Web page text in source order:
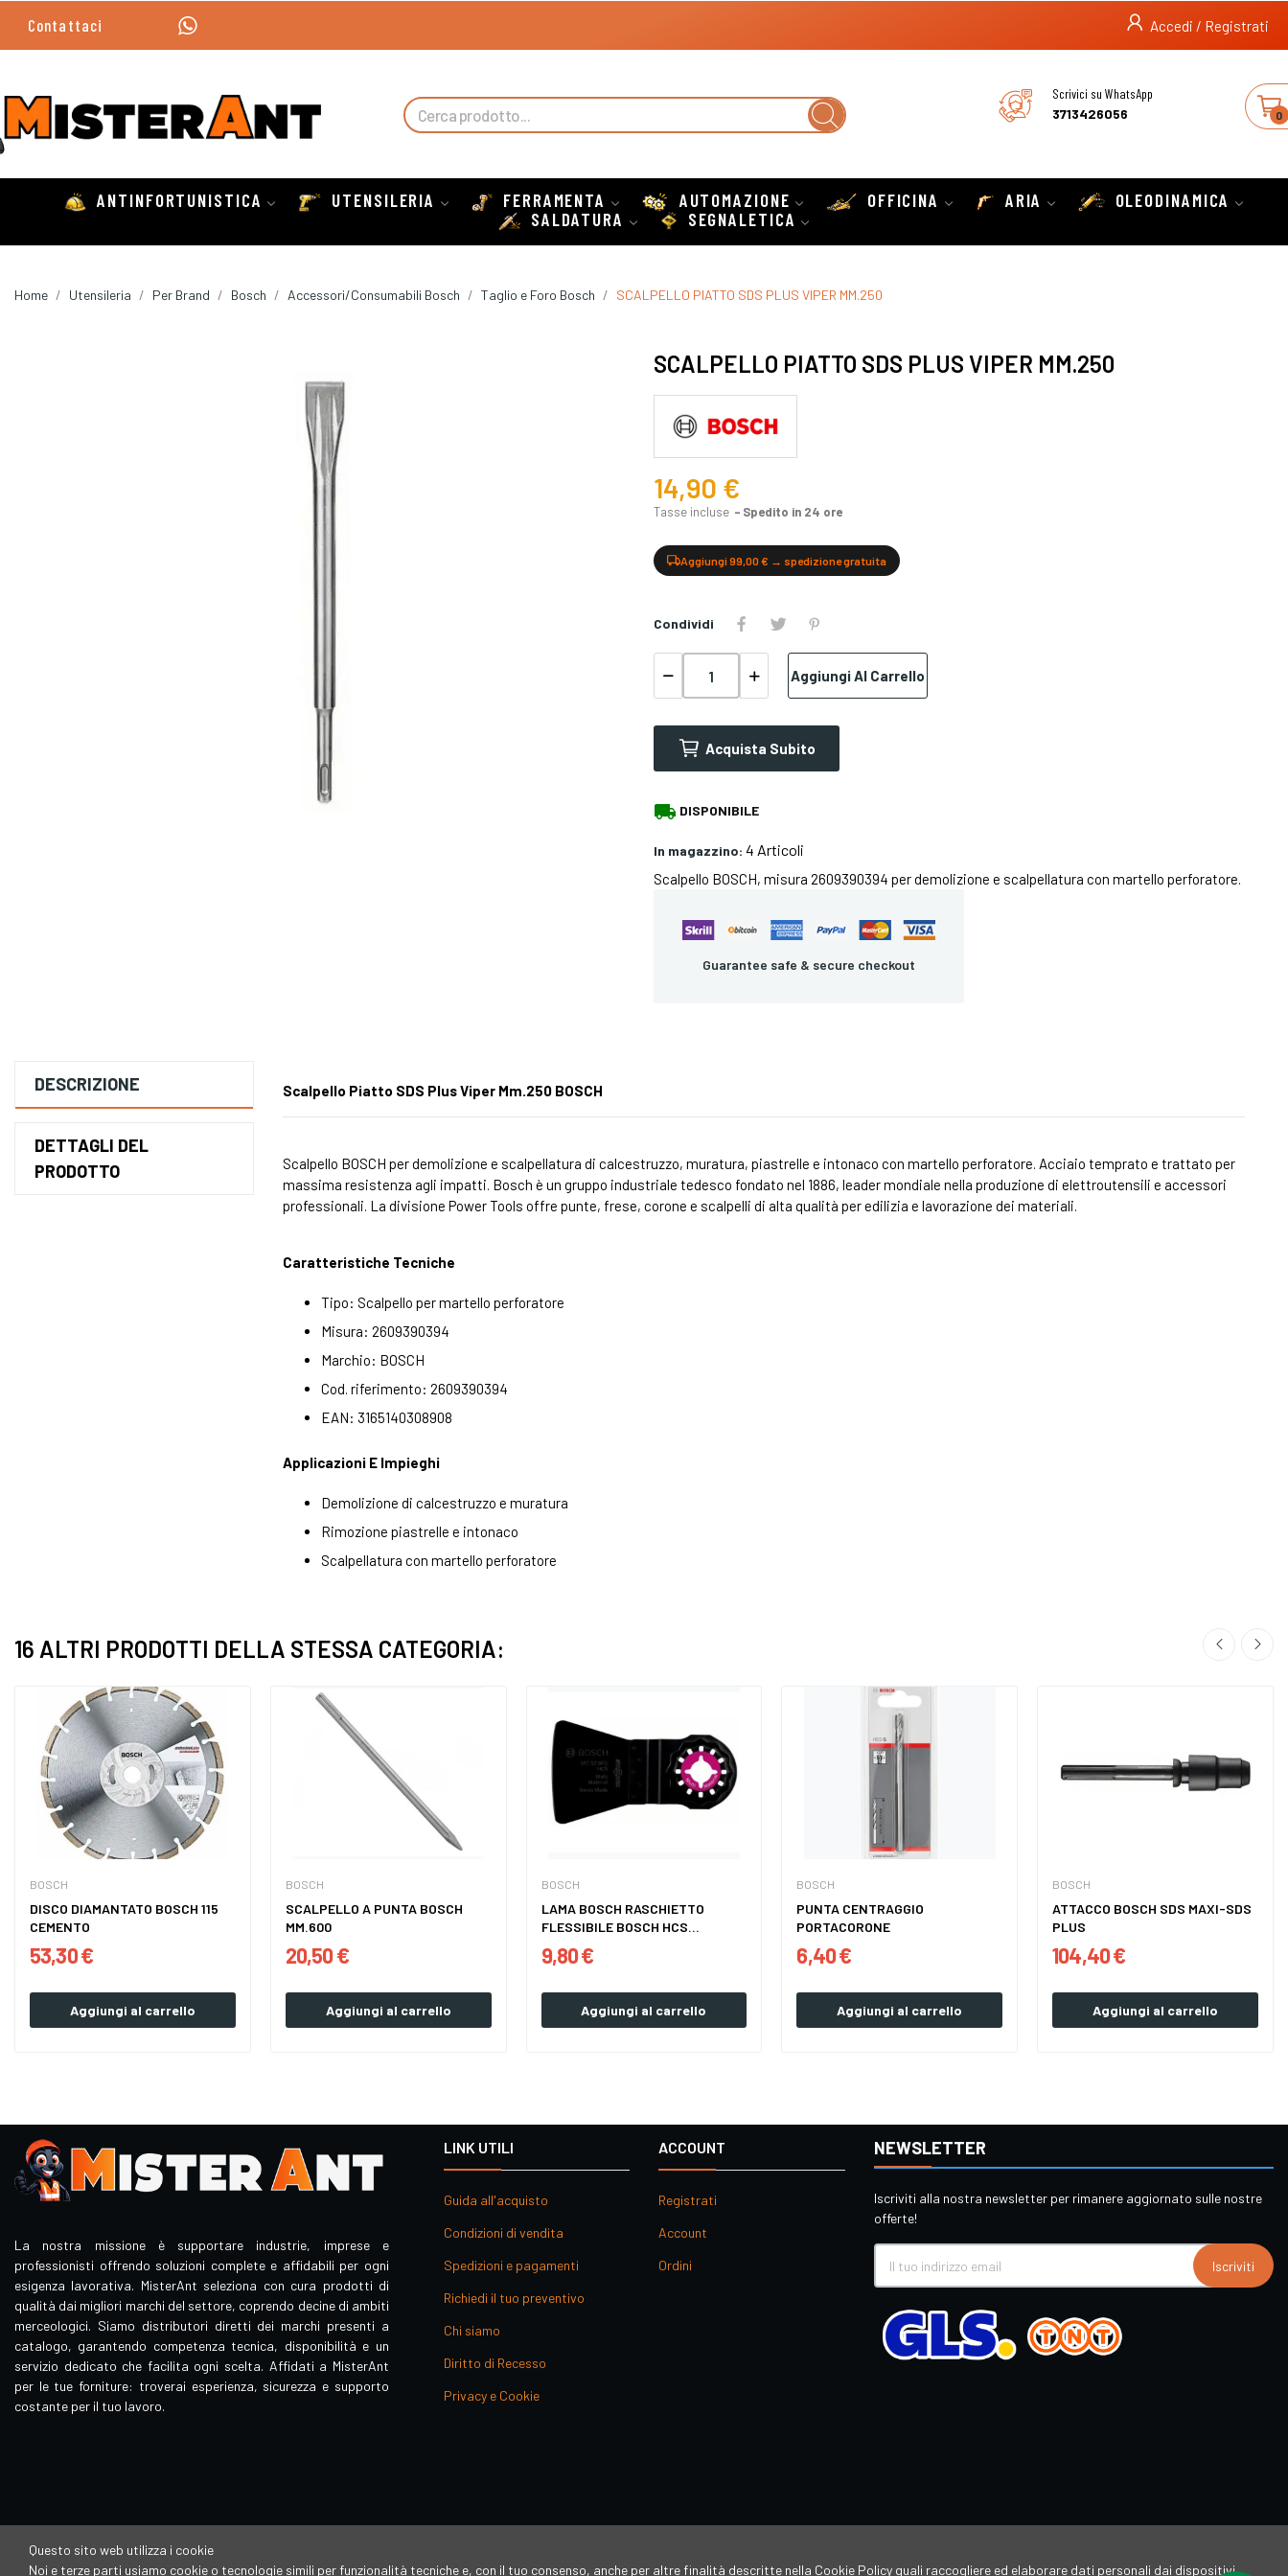
Contattaci Accedi / Registrati
0
Scrivici su WhatsApp
3713426056
ANTINFORTUNISTICA UTENSILERIA FERRAMENTA AUTOMAZIONE OFFICINA ARIA
OLEODINAMICA
SALDATURA
SEGNALETICA
Home Utensileria Per Brand Bosch Accessori/Consumabili Bosch Taglio e Foro Bosch SCALPELLO PIATTO SDS PLUS VIPER MM.250
SCALPELLO PIATTO SDS PLUS VIPER MM.250
14,90 €
Tasse incluse Spedito in 24 ore
Aggiungi 99,00 € → spedizione gratuita
Condividi
Aggiungi Al Carrello
Acquista Subito
local_shipping DISPONIBILE
In magazzino: 4 Articoli
Scalpello BOSCH, misura 2609390394 per demolizione e scalpellatura con martello perforatore.
Guarantee safe & secure checkout
DESCRIZIONE
DETTAGLI DEL
PRODOTTO
Scalpello Piatto SDS Plus Viper Mm.250 BOSCH
Scalpello BOSCH per demolizione e scalpellatura di calcestruzzo, muratura, piastrelle e intonaco con martello perforatore. Acciaio temprato e trattato per
massima resistenza agli impatti. Bosch è un gruppo industriale tedesco fondato nel 1886, leader mondiale nella produzione di elettroutensili e accessori
professionali. La divisione Power Tools offre punte, frese, corone e scalpelli di alta qualità per edilizia e lavorazione dei materiali.
Caratteristiche Tecniche
Tipo: Scalpello per martello perforatore
Misura: 2609390394
Marchio: BOSCH
Cod. riferimento: 2609390394
EAN: 3165140308908
Applicazioni E Impieghi
Demolizione di calcestruzzo e muratura
Rimozione piastrelle e intonaco
Scalpellatura con martello perforatore
16 ALTRI PRODOTTI DELLA STESSA CATEGORIA:
BOSCH
DISCO DIAMANTATO BOSCH 115
CEMENTO
53,30 €
Aggiungi al carrello
BOSCH
SCALPELLO A PUNTA BOSCH
MM.600
20,50 €
Aggiungi al carrello
BOSCH
LAMA BOSCH RASCHIETTO
FLESSIBILE BOSCH HCS...
9,80 €
Aggiungi al carrello
BOSCH
PUNTA CENTRAGGIO
PORTACORONE
6,40 €
Aggiungi al carrello
BOSCH
ATTACCO BOSCH SDS MAXI-SDS
PLUS
104,40 €
Aggiungi al carrello
La nostra missione è supportare industrie, imprese e
professionisti offrendo soluzioni complete e affidabili per ogni
esigenza lavorativa. MisterAnt seleziona con cura prodotti di
qualità dai migliori marchi del settore, coprendo decine di ambiti
merceologici. Siamo distributori diretti dei marchi presenti a
catalogo, garantendo competenza tecnica, disponibilità e un
servizio dedicato che facilita ogni scelta. Affidati a MisterAnt
per le tue forniture: troverai esperienza, sicurezza e supporto
costante per il tuo lavoro.
LINK UTILI
Guida all'acquisto
Condizioni di vendita
Spedizioni e pagamenti
Richiedi il tuo preventivo
Chi siamo
Diritto di Recesso
Privacy e Cookie
ACCOUNT
Registrati
Account
Ordini
NEWSLETTER
Iscriviti alla nostra newsletter per rimanere aggiornato sulle nostre
offerte!
Iscriviti
Mister Ant è un brand di proprietà della
Questo sito web utilizza i cookie
Noi e terze parti usiamo cookie o tecnologie simili per funzionalità tecniche e, con il tuo consenso, anche per altre finalità descritte nella Cookie Policy quali raccogliere ed elaborare dati personali dai dispositivi,